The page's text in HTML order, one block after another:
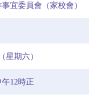
宜委員會（家校會）
星期六）
午12時正